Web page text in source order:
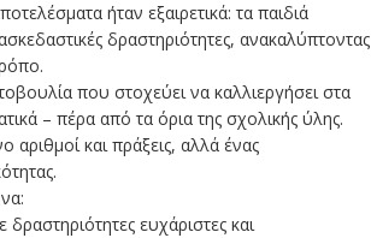
ήταν εξαιρετικά: τα παιδιά
δραστηριότητες, ανακαλύπτοντας
που στοχεύει να καλλιεργήσει στα
– πέρα από τα όρια της σχολικής ύλης.
αριθμοί και πράξεις, αλλά ένας
ευχάριστες και